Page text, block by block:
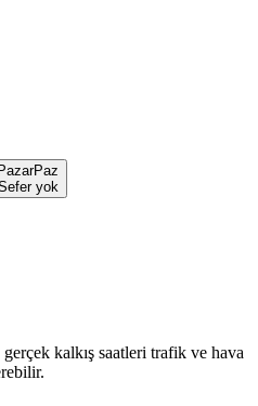
PazarPaz
yok
kalkış saatleri trafik ve hava